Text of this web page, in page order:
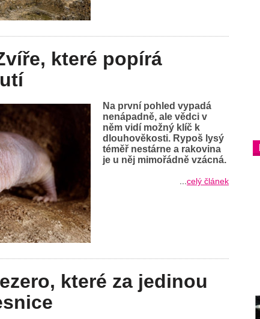
které popírá
Na první pohled vypadá
nenápadně, ale vědci v
něm vidí možný klíč k
dlouhověkosti. Rypoš lysý
téměř nestárne a rakovina
je u něj mimořádně vzácná.
...celý článek
které za jedinou